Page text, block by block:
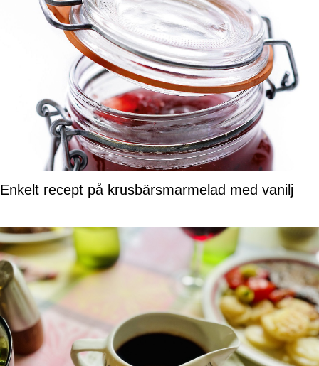
Enkelt recept på krusbärsmarmelad med vanilj